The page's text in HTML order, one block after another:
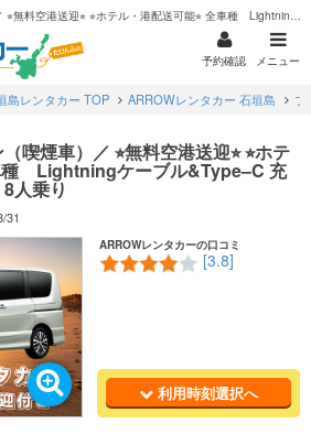
【石垣島】＼ミニバン（喫煙車）／ ⭐︎無料空港送迎⭐︎ ⭐︎ホテル・港配送可能⭐︎ 全車種 Lightningケーブル&Type–C 充電器搭載 灰皿付き 8人乗り
予約確認 メニュー
島レンタカー TOP ARROWレンタカー 石垣島 プ
喫煙車）／ ⭐︎無料空港送迎⭐︎ ⭐︎ホテ
種 Lightningケーブル&Type–C 充
人乗り
31
ARROWレンタカーの口コミ
[3.8]
利用時刻選択へ